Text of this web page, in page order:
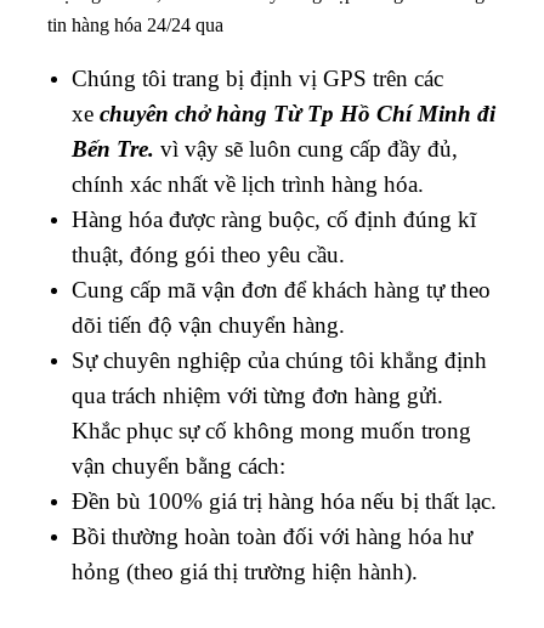
tin hàng hóa 24/24 qua
Chúng tôi trang bị định vị GPS trên các
xe chuyên chở hàng Từ Tp Hồ Chí Minh đi
Bến Tre. vì vậy sẽ luôn cung cấp đầy đủ,
chính xác nhất về lịch trình hàng hóa.
Hàng hóa được ràng buộc, cố định đúng kĩ
thuật, đóng gói theo yêu cầu.
Cung cấp mã vận đơn để khách hàng tự theo
dõi tiến độ vận chuyển hàng.
Sự chuyên nghiệp của chúng tôi khẳng định
qua trách nhiệm với từng đơn hàng gửi.
Khắc phục sự cố không mong muốn trong
vận chuyển bằng cách:
Đền bù 100% giá trị hàng hóa nếu bị thất lạc.
Bồi thường hoàn toàn đối với hàng hóa hư
hỏng (theo giá thị trường hiện hành).